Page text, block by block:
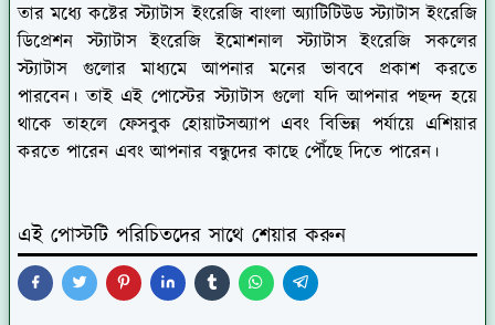
তার মধ্যে কষ্টের স্ট্যাটাস ইংরেজি বাংলা অ্যাটিটিউড স্ট্যাটাস ইংরেজি
ডিপ্রেশন স্ট্যাটাস ইংরেজি ইমোশনাল স্ট্যাটাস ইংরেজি সকলের
স্ট্যাটাস গুলোর মাধ্যমে আপনার মনের ভাববে প্রকাশ করতে
পারবেন। তাই এই পোস্টের স্ট্যাটাস গুলো যদি আপনার পছন্দ হয়ে
থাকে তাহলে ফেসবুক হোয়াটসঅ্যাপ এবং বিভিন্ন পর্যায়ে এশিয়ার
করতে পারেন এবং আপনার বন্ধুদের কাছে পৌঁছে দিতে পারেন।
এই পোস্টটি পরিচিতদের সাথে শেয়ার করুন